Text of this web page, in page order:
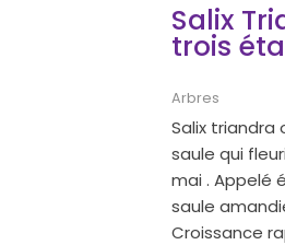
Salix
trois
Arbres
Salix triandra
saule qui
mai . Appelé
saule
Croissance